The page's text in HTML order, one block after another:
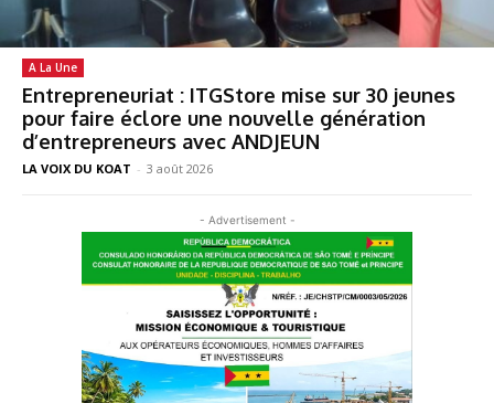
A La Une
Entrepreneuriat : ITGStore mise sur 30 jeunes
pour faire éclore une nouvelle génération
d’entrepreneurs avec ANDJEUN
LA VOIX DU KOAT - 3 août 2026
- Advertisement -